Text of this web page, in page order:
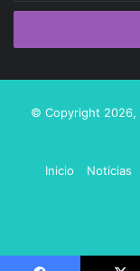
correo
© Copyright 2026,
Inicio
Noticias